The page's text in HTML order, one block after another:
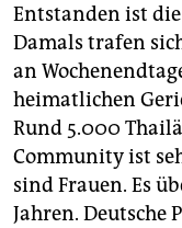
Entstanden ist
Damals trafen
an
heimatlichen
Rund 5.000
Community ist
sind Frauen. Es
Jahren. Deutsche